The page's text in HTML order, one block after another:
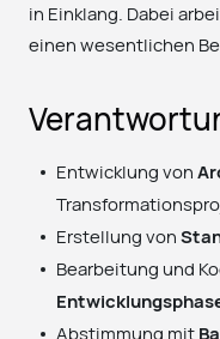
in Einklang. Dabei
einen wesentlichen
Entwicklung von
Erstellung von
Bearbeitung und
Abstimmung mit